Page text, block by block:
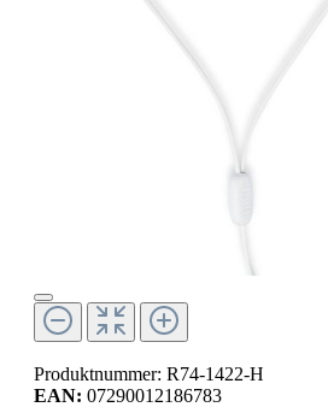
Produktnummer: R74-1422-H
EAN: 07290012186783